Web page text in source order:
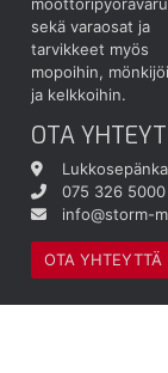
sekä varaosat ja
tarvikkeet myös
mopoihin,
ja kelkkoihin.
OTA
075 326 5000
info@storm-
OTA YHTEYTTÄ